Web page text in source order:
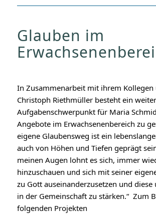
Glauben im
In Zusammenarbeit mit ihrem Kollegen
Christoph Riethmüller besteht ein
Aufgabenschwerpunkt für Maria
Angebote im Erwachsenenbereich zu
eigene Glaubensweg ist ein
auch von Höhen und Tiefen geprägt
meinen Augen lohnt es sich, immer
hinzuschauen und sich mit seiner
zu Gott auseinanderzusetzen und
in der Gemeinschaft zu stärken.“ Zum
folgenden Projekten